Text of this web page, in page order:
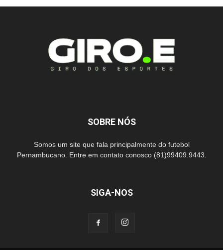
SOBRE NÓS
Somos um site que fala principalmente do futebol
Pernambucano. Entre em contato conosco (81)99409.9443.
SIGA-NOS